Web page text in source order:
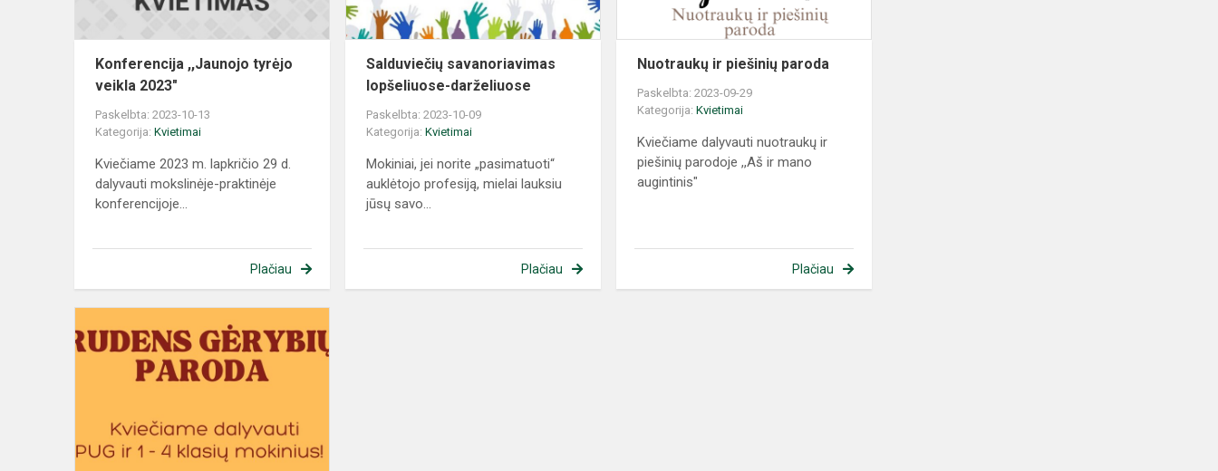
Konferencija ,,Jaunojo tyrėjo
veikla 2023"
Paskelbta: 2023-10-13
Kategorija: Kvietimai
Kviečiame 2023 m. lapkričio 29 d.
dalyvauti mokslinėje-praktinėje
konferencijoje...
Plačiau
Salduviečių savanoriavimas
lopšeliuose-darželiuose
Paskelbta: 2023-10-09
Kategorija:Kvietimai
Mokiniai, jei norite „pasimatuoti“
auklėtojo profesiją, mielai lauksiu
jūsų savo...
Plačiau
Nuotraukų ir piešinių paroda
Paskelbta: 2023-09-29
Kategorija:Kvietimai
Kviečiame dalyvauti nuotraukų ir
piešinių parodoje ,,Aš ir mano
augintinis"
Plačiau